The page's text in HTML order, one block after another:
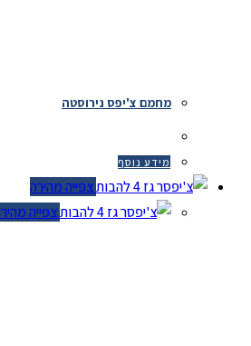
מחמם צ'יפס נירוסטה
מידע נוסף
צפייה מהירה
צפייה מהירה